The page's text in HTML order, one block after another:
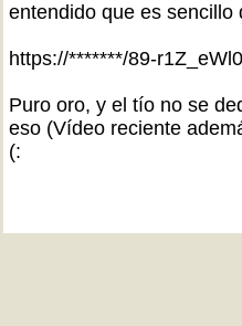
entendido que es sencillo
https://*******/89-r1Z_eWl0
Puro oro, y el tío no se
eso (Vídeo reciente
(: